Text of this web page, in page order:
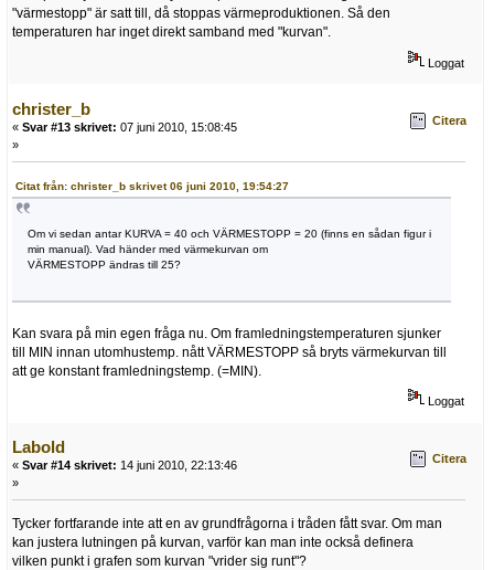
"värmestopp" är satt till, då stoppas värmeproduktionen. Så den
temperaturen har inget direkt samband med "kurvan".
Loggat
christer_b
« Svar #13 skrivet: 07 juni 2010, 15:08:45
»
Citera
Citat från: christer_b skrivet 06 juni 2010, 19:54:27
Om vi sedan antar KURVA = 40 och VÄRMESTOPP = 20 (finns en sådan figur i
min manual). Vad händer med värmekurvan om
VÄRMESTOPP ändras till 25?
Kan svara på min egen fråga nu. Om framledningstemperaturen sjunker
till MIN innan utomhustemp. nått VÄRMESTOPP så bryts värmekurvan till
att ge konstant framledningstemp. (=MIN).
Loggat
Labold
« Svar #14 skrivet: 14 juni 2010, 22:13:46
»
Citera
Tycker fortfarande inte att en av grundfrågorna i tråden fått svar. Om man
kan justera lutningen på kurvan, varför kan man inte också definera
vilken punkt i grafen som kurvan "vrider sig runt"?